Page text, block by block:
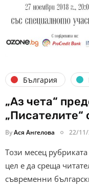
България
„Аз чета“
„Писателите“
ByАся Ангелова 22/
Този месец
цел е да среща
съвременни